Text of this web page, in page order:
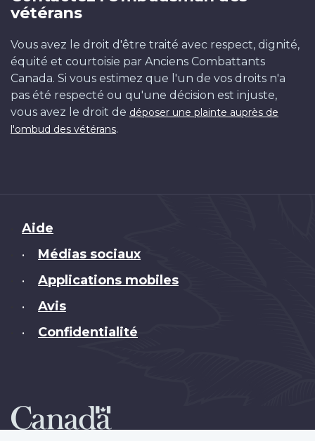
vétérans
Vous avez le droit d'être traité avec respect, dignité,
équité et courtoisie par Anciens Combattants
Canada. Si vous estimez que l'un de vos droits n'a
pas été respecté ou qu'une décision est injuste,
vous avez le droit de déposer une plainte auprès de
l'ombud des vétérans.
Brand
Aide
• Médias sociaux
• Applications mobiles
• Avis
• Confidentialité